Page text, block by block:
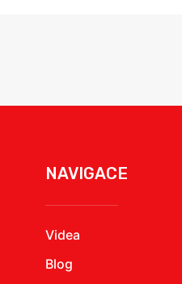
NAVIGACE
Videa
Blog